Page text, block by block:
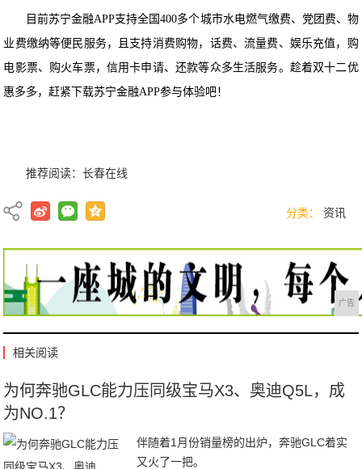
目前苏宁金融APP支持全国400多个城市水电燃气缴费、党团费、物
业费缴纳等便民服务，且支持消费购物，话费、流量费、娱乐充值，购
电影票、购火车票，信用卡申请、还款等众多生活服务。趁着双十二优
惠多多，赶紧下载苏宁金融APP参与体验吧！
推荐阅读：长春在线
分类： 资讯
广告
相关阅读
为何奔驰GLC能力压同级宝马X3、奥迪Q5L，成
为NO.1？
伴随着1月份销量榜的出炉，奔驰GLC着实
又火了一把。